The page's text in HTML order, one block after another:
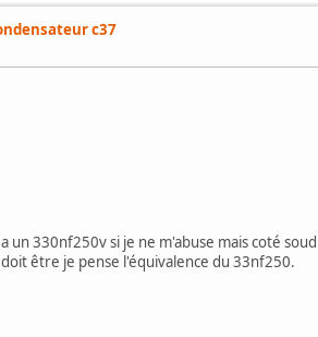
c37
330nf250v si je ne m'abuse mais coté
être je pense l'équivalence du 33nf250.